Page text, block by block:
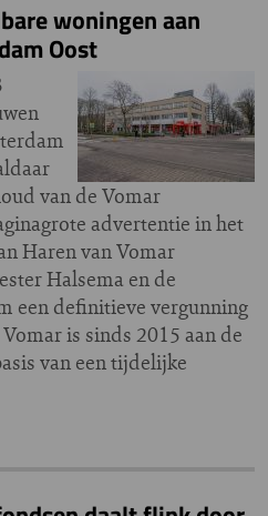
woningen aan
Oost
van de Vomar
advertentie in het
Haren van Vomar
Halsema en de
een definitieve vergunning
is sinds 2015 aan de
van een tijdelijke